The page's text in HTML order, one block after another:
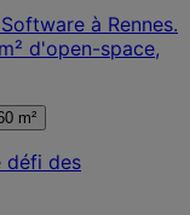
à Rennes.
d'open-space,
m²